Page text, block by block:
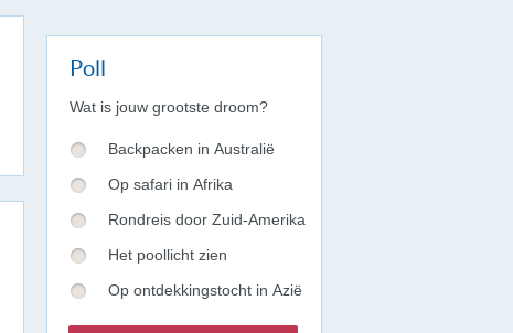
Poll
Wat is jouw grootste droom?
Backpacken in Australië
Op safari in Afrika
Rondreis door Zuid-Amerika
Het poollicht zien
Op ontdekkingstocht in Azië